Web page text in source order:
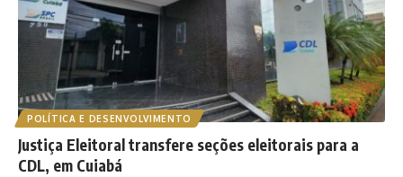
POLÍTICA E DESENVOLVIMENTO
Justiça Eleitoral transfere seções eleitorais para a
CDL, em Cuiabá